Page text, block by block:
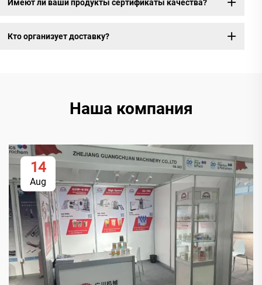
Имеют ли ваши продукты сертификаты качества?
Кто организует доставку?
Наша компания
14
Aug